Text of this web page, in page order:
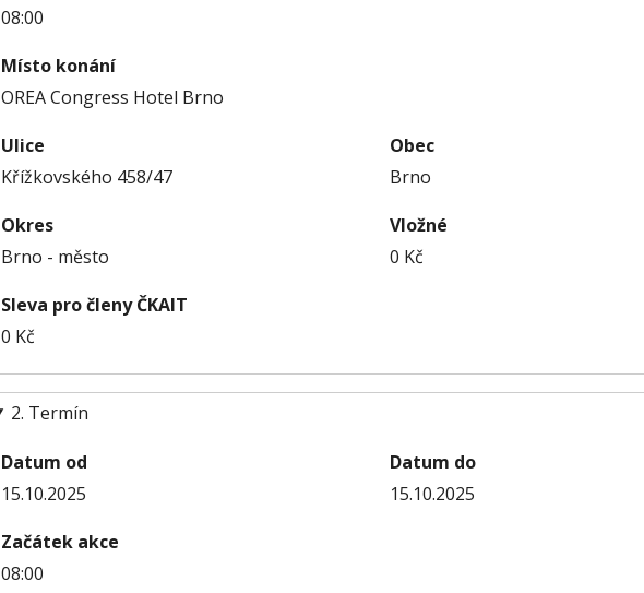
08:00
Místo konání
OREA Congress Hotel Brno
Ulice
Křížkovského 458/47
Obec
Brno
Okres
Brno - město
Vložné
0 Kč
Sleva pro členy ČKAIT
0 Kč
2. Termín
Datum od
15.10.2025
Datum do
15.10.2025
Začátek akce
08:00